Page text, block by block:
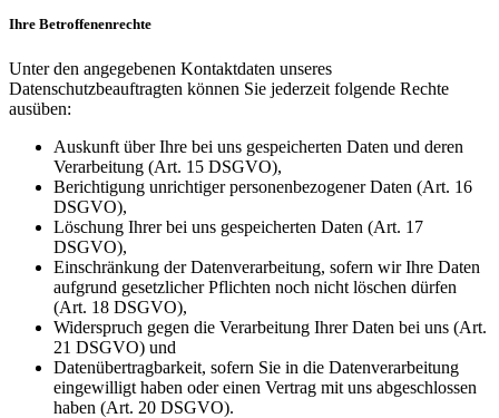
Ihre Betroffenenrechte
Unter den angegebenen Kontaktdaten unseres
Datenschutzbeauftragten können Sie jederzeit folgende Rechte
ausüben:
Auskunft über Ihre bei uns gespeicherten Daten und deren
Verarbeitung (Art. 15 DSGVO),
Berichtigung unrichtiger personenbezogener Daten (Art. 16
DSGVO),
Löschung Ihrer bei uns gespeicherten Daten (Art. 17
DSGVO),
Einschränkung der Datenverarbeitung, sofern wir Ihre Daten
aufgrund gesetzlicher Pflichten noch nicht löschen dürfen
(Art. 18 DSGVO),
Widerspruch gegen die Verarbeitung Ihrer Daten bei uns (Art.
21 DSGVO) und
Datenübertragbarkeit, sofern Sie in die Datenverarbeitung
eingewilligt haben oder einen Vertrag mit uns abgeschlossen
haben (Art. 20 DSGVO).